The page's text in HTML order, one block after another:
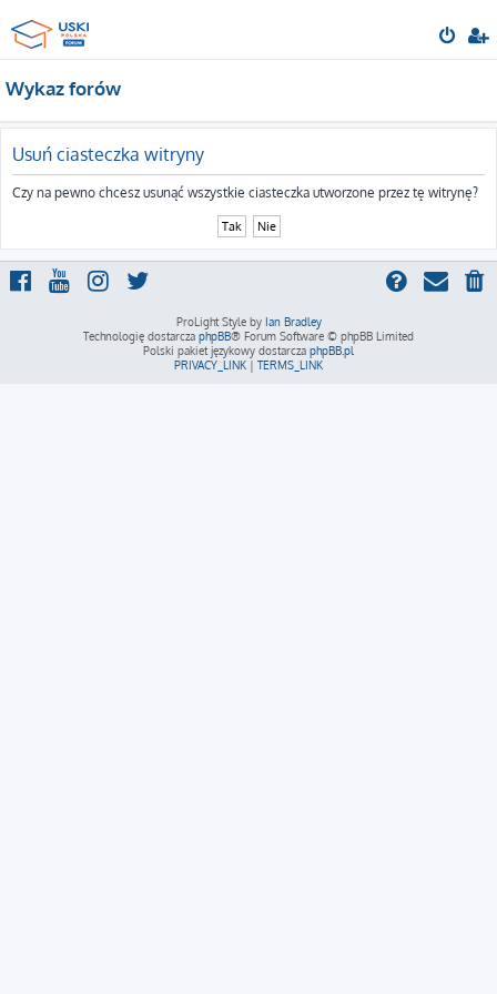
Wykaz forów
Usuń ciasteczka witryny
Czy na pewno chcesz usunąć wszystkie ciasteczka utworzone przez tę witrynę?
ProLight Style by Ian Bradley
Technologię dostarcza phpBB® Forum Software © phpBB Limited
Polski pakiet językowy dostarcza phpBB.pl
PRIVACY_LINK | TERMS_LINK